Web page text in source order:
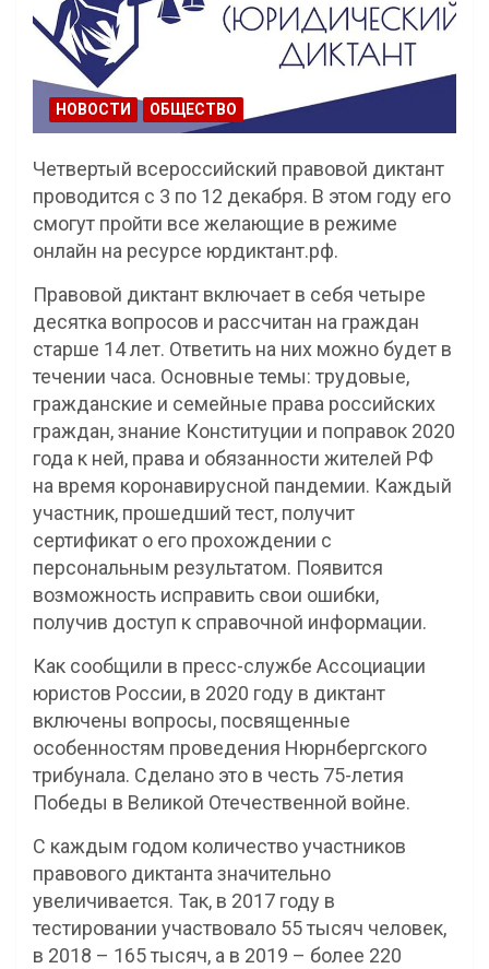
НОВОСТИ ОБЩЕСТВО
Четвертый всероссийский правовой диктант
проводится с 3 по 12 декабря. В этом году его
смогут пройти все желающие в режиме
онлайн на ресурсе юрдиктант.рф.
Правовой диктант включает в себя четыре
десятка вопросов и рассчитан на граждан
старше 14 лет. Ответить на них можно будет в
течении часа. Основные темы: трудовые,
гражданские и семейные права российских
граждан, знание Конституции и поправок 2020
года к ней, права и обязанности жителей РФ
на время коронавирусной пандемии. Каждый
участник, прошедший тест, получит
сертификат о его прохождении с
персональным результатом. Появится
возможность исправить свои ошибки,
получив доступ к справочной информации.
Как сообщили в пресс-службе Ассоциации
юристов России, в 2020 году в диктант
включены вопросы, посвященные
особенностям проведения Нюрнбергского
трибунала. Сделано это в честь 75-летия
Победы в Великой Отечественной войне.
С каждым годом количество участников
правового диктанта значительно
увеличивается. Так, в 2017 году в
тестировании участвовало 55 тысяч человек,
в 2018 – 165 тысяч, а в 2019 – более 220